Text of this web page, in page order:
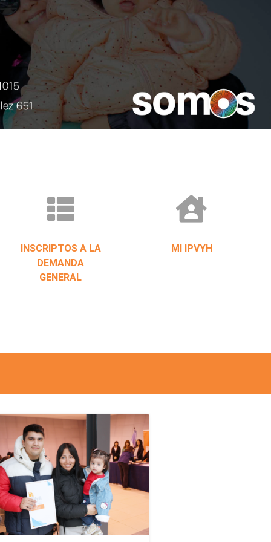
INSCRIPTOS A LA
DEMANDA
GENERAL
MI IPVYH